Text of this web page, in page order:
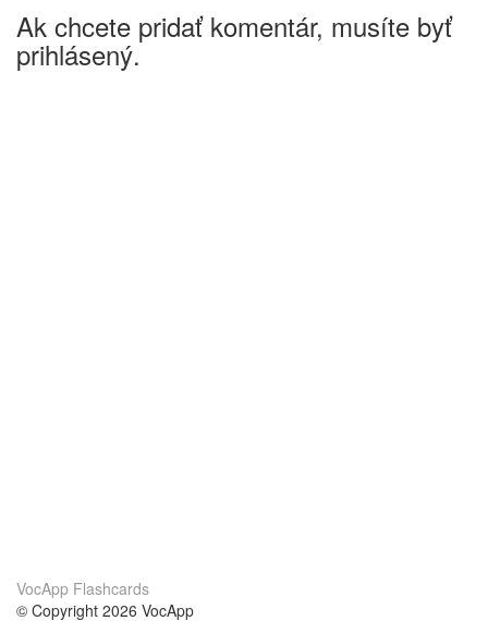
Ak chcete pridať komentár, musíte byť
prihlásený.
VocApp Flashcards
© Copyright 2026 VocApp